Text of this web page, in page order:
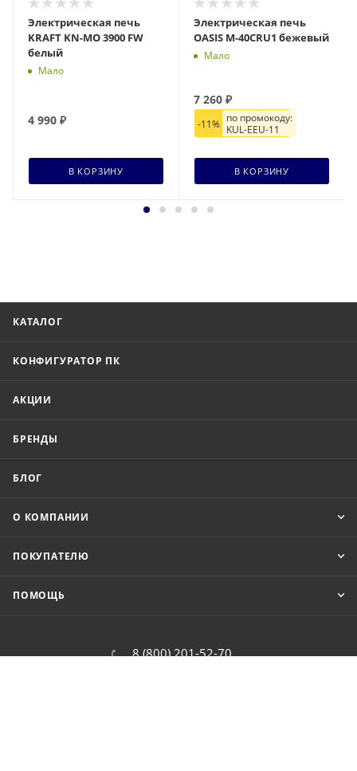
Электрическая печь
KRAFT KN-MO 3900 FW
белый
Мало
4 990 ₽
В КОРЗИНУ
Электрическая печь
OASIS M-40CRU1 бежевый
Мало
7 260 ₽
-11% по промокоду:
KUL-EEU-11
В КОРЗИНУ
КАТАЛОГ
КОНФИГУРАТОР ПК
АКЦИИ
БРЕНДЫ
БЛОГ
О КОМПАНИИ
ПОКУПАТЕЛЮ
ПОМОЩЬ
8 (800) 201-52-70